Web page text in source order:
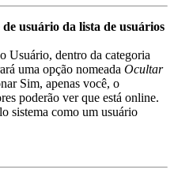
usuário da lista de usuários
Usuário, dentro da categoria
uma opção nomeada Ocultar
Sim, apenas você, o
poderão ver que está online.
sistema como um usuário